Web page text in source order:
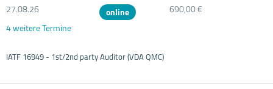
27.08.26 online
690,00 €
4 weitere Termine
IATF 16949 - 1st/2nd party Auditor (VDA QMC)